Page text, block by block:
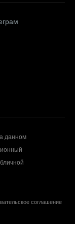
данном
соглашение